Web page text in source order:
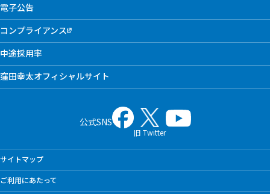
電子公告
コンプライアンス
中途採用率
窪田幸太オフィシャルサイト
公式SNS
旧 Twitter
サイトマップ
ご利用にあたって